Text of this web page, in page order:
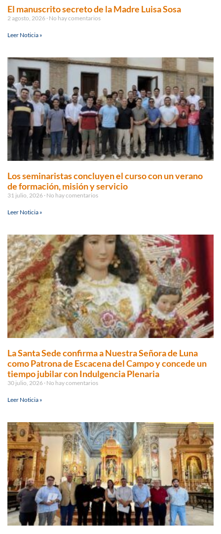
El manuscrito secreto de la Madre Luisa Sosa
2 agosto, 2026 No hay comentarios
Leer Noticia »
Los seminaristas concluyen el curso con un verano
de formación, misión y servicio
31 julio, 2026 No hay comentarios
Leer Noticia »
La Santa Sede confirma a Nuestra Señora de Luna
como Patrona de Escacena del Campo y concede un
tiempo jubilar con Indulgencia Plenaria
30 julio, 2026 No hay comentarios
Leer Noticia »